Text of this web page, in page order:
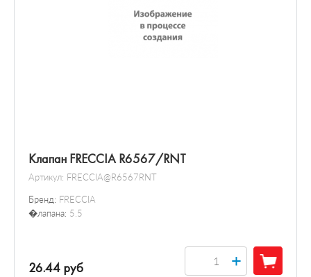
Клапан FRECCIA R6567/RNT
Артикул: FRECCIA@R6567RNT
Бренд: FRECCIA
�лапана: 5.5
26.44 руб +